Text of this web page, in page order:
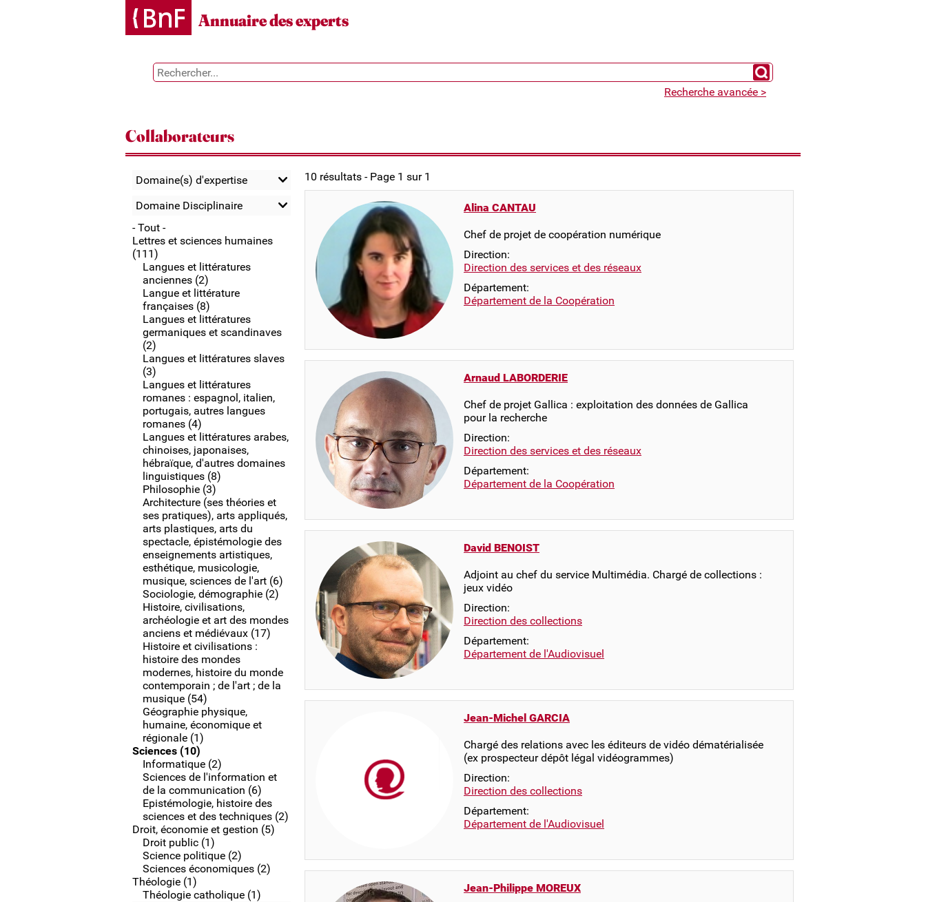
Annuaire des experts
Chercher un expert
Recherche avancée >
Collaborateurs
Domaine(s) d'expertise
Domaine Disciplinaire
- Tout -
Lettres et sciences humaines
(111)
Langues et littératures
anciennes (2)
Langue et littérature
françaises (8)
Langues et littératures
germaniques et scandinaves
(2)
Langues et littératures slaves
(3)
Langues et littératures
romanes : espagnol, italien,
portugais, autres langues
romanes (4)
Langues et littératures arabes,
chinoises, japonaises,
hébraïque, d'autres domaines
linguistiques (8)
Philosophie (3)
Architecture (ses théories et
ses pratiques), arts appliqués,
arts plastiques, arts du
spectacle, épistémologie des
enseignements artistiques,
esthétique, musicologie,
musique, sciences de l'art (6)
Sociologie, démographie (2)
Histoire, civilisations,
archéologie et art des mondes
anciens et médiévaux (17)
Histoire et civilisations :
histoire des mondes
modernes, histoire du monde
contemporain ; de l'art ; de la
musique (54)
Géographie physique,
humaine, économique et
régionale (1)
Sciences (10)
Informatique (2)
Sciences de l'information et
de la communication (6)
Epistémologie, histoire des
sciences et des techniques (2)
Droit, économie et gestion (5)
Droit public (1)
Science politique (2)
Sciences économiques (2)
Théologie (1)
Théologie catholique (1)
10 résultats - Page 1 sur 1
Alina CANTAU
Chef de projet de coopération numérique
Direction:
Direction des services et des réseaux
Département:
Département de la Coopération
Arnaud LABORDERIE
Chef de projet Gallica : exploitation des données de Gallica
pour la recherche
Direction:
Direction des services et des réseaux
Département:
Département de la Coopération
David BENOIST
Adjoint au chef du service Multimédia. Chargé de collections :
jeux vidéo
Direction:
Direction des collections
Département:
Département de l'Audiovisuel
Jean-Michel GARCIA
Chargé des relations avec les éditeurs de vidéo dématérialisée
(ex prospecteur dépôt légal vidéogrammes)
Direction:
Direction des collections
Département:
Département de l'Audiovisuel
Jean-Philippe MOREUX